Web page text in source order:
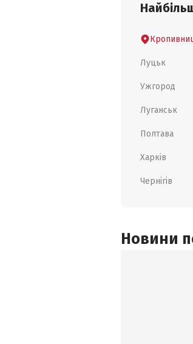
Луцьк
Ужгород
Луганськ
Полтава
Харків
Чернігів
Новини